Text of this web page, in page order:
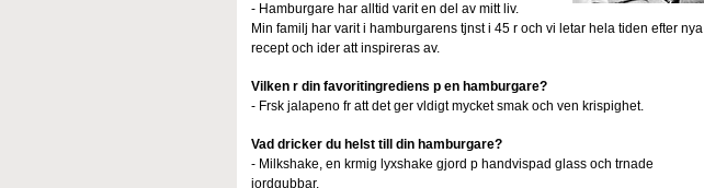
- Hamburgare har alltid varit en del av mitt liv.
Min familj har varit i hamburgarens tjnst i 45 r och vi letar hela tiden efter nya
recept och ider att inspireras av.
Vilken r din favoritingrediens p en hamburgare?
- Frsk jalapeno fr att det ger vldigt mycket smak och ven krispighet.
Vad dricker du helst till din hamburgare?
- Milkshake, en krmig lyxshake gjord p handvispad glass och trnade
jordgubbar.